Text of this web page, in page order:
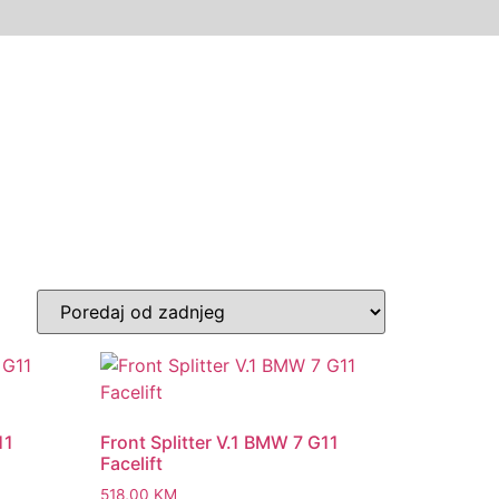
Front Splitter V.1 BMW 7 G11
Facelift
518,00 KM